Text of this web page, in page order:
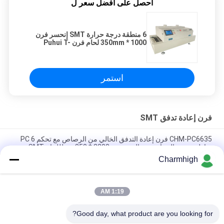
احصل على افضل سعر ل
6 منطقة درجة حرارة SMT إنحسر فرن
1000 * 350mm لحام فرن Puhui T-
استمر
فرن إعادة تدفق SMT
CHM-PC6635 فرن إعادة التدفق الخالي من الرصاص مع تحكم PC 6
مناطق درجة الحرارة ومجال تسخين 2200 * 350 مم لللحام SMT
300mm آلة لحام الهواء الساخن
Charmhigh
1:19 AM
Good day, what product are you looking for?